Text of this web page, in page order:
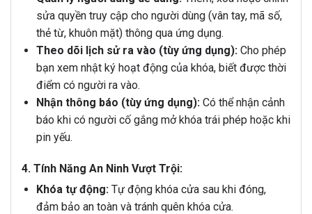
sửa quyền truy cập cho người dùng (vân tay, mã số,
thẻ từ, khuôn mặt) thông qua ứng dụng.
Theo dõi lịch sử ra vào (tùy ứng dụng):Cho phép
bạn xem nhật ký hoạt động của khóa, biết được thời
điểm có người ra vào.
Nhận thông báo (tùy ứng dụng):Có thể nhận cảnh
báo khi có người cố gắng mở khóa trái phép hoặc khi
pin yếu.
4. Tính Năng An Ninh Vượt Trội:
Khóa tự động:Tự động khóa cửa sau khi đóng,
đảm bảo an toàn và tránh quên khóa cửa.